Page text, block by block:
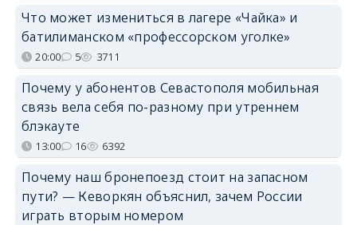
Что может измениться в лагере «Чайка» и
батилиманском «профессорском уголке»
20:00 5 3711
Почему у абонентов Севастополя мобильная
связь вела себя по-разному при утреннем
блэкауте
13:00 16 6392
Почему наш бронепоезд стоит на запасном
пути? — Кеворкян объяснил, зачем России
играть вторым номером